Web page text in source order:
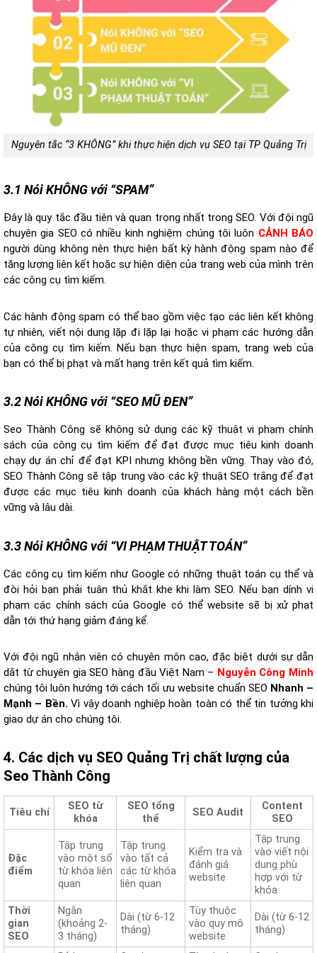
Nguyên tắc “3 KHÔNG” khi thực hiện dịch vụ SEO tại TP Quảng Trị
3.1 Nói KHÔNG với “SPAM”
Đây là quy tắc đầu tiên và quan trọng nhất trong SEO. Với đội ngũ
chuyên gia SEO có nhiều kinh nghiệm chúng tôi luôn CẢNH BÁO
người dùng không nên thực hiện bất kỳ hành động spam nào để
tăng lượng liên kết hoặc sự hiện diện của trang web của mình trên
các công cụ tìm kiếm.
Các hành động spam có thể bao gồm việc tạo các liên kết không
tự nhiên, viết nội dung lặp đi lặp lại hoặc vi phạm các hướng dẫn
của công cụ tìm kiếm. Nếu bạn thực hiện spam, trang web của
bạn có thể bị phạt và mất hạng trên kết quả tìm kiếm.
3.2 Nói KHÔNG với “SEO MŨ ĐEN”
Seo Thành Công sẽ không sử dụng các kỹ thuật vi phạm chính
sách của công cụ tìm kiếm để đạt được mục tiêu kinh doanh
chạy dự án chỉ để đạt KPI nhưng không bền vững. Thay vào đó,
SEO Thành Công sẽ tập trung vào các kỹ thuật SEO trắng để đạt
được các mục tiêu kinh doanh của khách hàng một cách bền
vững và lâu dài.
3.3 Nói KHÔNG với “VI PHẠM THUẬT TOÁN”
Các công cụ tìm kiếm như Google có những thuật toán cụ thể và
đòi hỏi bạn phải tuân thủ khắt khe khi làm SEO. Nếu bạn dính vi
phạm các chính sách của Google có thể website sẽ bị xử phạt
dẫn tới thứ hạng giảm đáng kể.
Với đội ngũ nhân viên có chuyên môn cao, đặc biệt dưới sự dẫn
dắt từ chuyên gia SEO hàng đầu Việt Nam – Nguyễn Công Minh
chúng tôi luôn hướng tới cách tối ưu website chuẩn SEO Nhanh –
Mạnh – Bền.Vì vậy doanh nghiệp hoàn toàn có thể tin tưởng khi
giao dự án cho chúng tôi.
4. Các dịch vụ SEO Quảng Trị chất lượng của
Seo Thành Công
Tiêu chí
SEO từ
khóa
SEO tổng
thể
SEO Audit
Content
SEO
Đặc
điểm
Tập trung
vào một số
từ khóa liên
quan
Tập trung
vào tất cả
các từ khóa
liên quan
Kiểm tra và
đánh giá
website
Tập trung
vào viết nội
dung phù
hợp với từ
khóa
Thời
gian
SEO
Ngắn
(khoảng 2-
3 tháng)
Dài (từ 6-12
tháng)
Tùy thuộc
vào quy mô
website
Dài (từ 6-12
tháng)